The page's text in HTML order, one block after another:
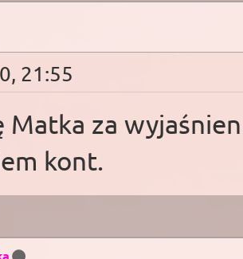
21:55
Matka za
kont.